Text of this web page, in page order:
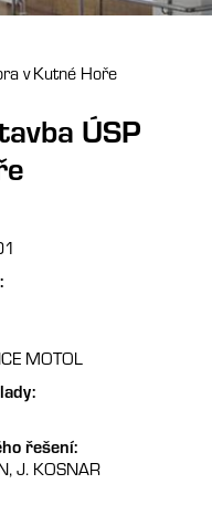
v Kutné Hoře
ÚSP
MOTOL
řešení:
J. KOSNAR